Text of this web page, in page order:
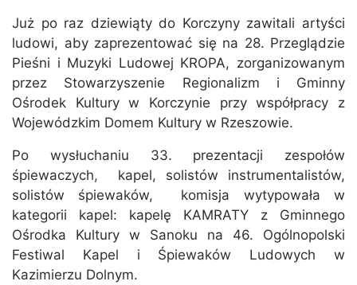
Już po raz dziewiąty do Korczyny zawitali artyści
ludowi, aby zaprezentować się na 28. Przeglądzie
Pieśni i Muzyki Ludowej KROPA, zorganizowanym
przez Stowarzyszenie Regionalizm i Gminny
Ośrodek Kultury w Korczynie przy współpracy z
Wojewódzkim Domem Kultury w Rzeszowie.
Po wysłuchaniu 33. prezentacji zespołów
śpiewaczych, kapel, solistów instrumentalistów,
solistów śpiewaków, komisja wytypowała w
kategorii kapel: kapelę KAMRATY z Gminnego
Ośrodka Kultury w Sanoku na 46. Ogólnopolski
Festiwal Kapel i Śpiewaków Ludowych w
Kazimierzu Dolnym.